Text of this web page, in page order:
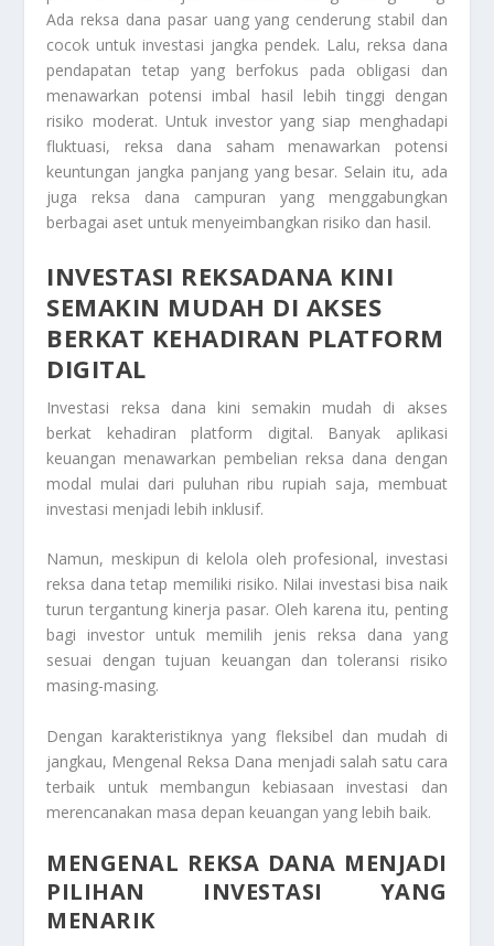
Ada reksa dana pasar uang yang cenderung stabil dan
cocok untuk investasi jangka pendek. Lalu, reksa dana
pendapatan tetap yang berfokus pada obligasi dan
menawarkan potensi imbal hasil lebih tinggi dengan
risiko moderat. Untuk investor yang siap menghadapi
fluktuasi, reksa dana saham menawarkan potensi
keuntungan jangka panjang yang besar. Selain itu, ada
juga reksa dana campuran yang menggabungkan
berbagai aset untuk menyeimbangkan risiko dan hasil.
INVESTASI REKSADANA KINI
SEMAKIN MUDAH DI AKSES
BERKAT KEHADIRAN PLATFORM
DIGITAL
Investasi reksa dana kini semakin mudah di akses
berkat kehadiran platform digital. Banyak aplikasi
keuangan menawarkan pembelian reksa dana dengan
modal mulai dari puluhan ribu rupiah saja, membuat
investasi menjadi lebih inklusif.
Namun, meskipun di kelola oleh profesional, investasi
reksa dana tetap memiliki risiko. Nilai investasi bisa naik
turun tergantung kinerja pasar. Oleh karena itu, penting
bagi investor untuk memilih jenis reksa dana yang
sesuai dengan tujuan keuangan dan toleransi risiko
masing-masing.
Dengan karakteristiknya yang fleksibel dan mudah di
jangkau, Mengenal Reksa Dana menjadi salah satu cara
terbaik untuk membangun kebiasaan investasi dan
merencanakan masa depan keuangan yang lebih baik.
MENGENAL REKSA DANA MENJADI
PILIHAN INVESTASI YANG
MENARIK